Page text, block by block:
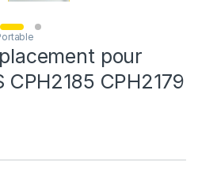
pour
CPH2185 CPH2179